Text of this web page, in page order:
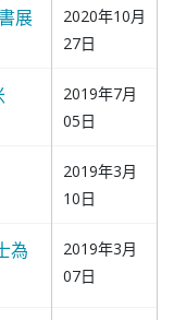
展
2020年10月
27日
2019年7月
05日
2019年3月
10日
為
2019年3月
07日